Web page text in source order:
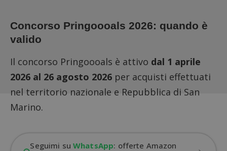
Concorso Pringoooals 2026: quando è
valido
Il concorso Pringoooals è attivo dal 1 aprile
2026 al 26 agosto 2026 per acquisti effettuati
nel territorio nazionale e Repubblica di San
Marino.
Seguimi suWhatsApp: offerte Amazon